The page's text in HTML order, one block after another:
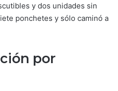
y dos unidades sin
ponchetes y sólo caminó a
por